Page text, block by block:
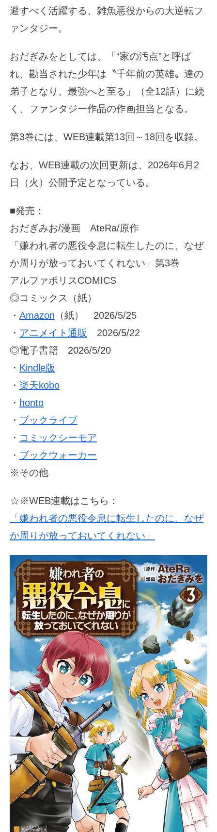
避すべく活躍する、雑魚悪役からの大逆転フ
ァンタジー。
おだぎみをとしては、「“家の汚点”と呼ば
れ、勘当された少年は〝千年前の英雄〟達の
弟子となり、最強へと至る」（全12話）に続
く、ファンタジー作品の作画担当となる。
第3巻には、WEB連載第13回～18回を収録。
なお、WEB連載の次回更新は、2026年6月2
日（火）公開予定となっている。
■発売：
おだぎみお/漫画 AteRa/原作
「嫌われ者の悪役令息に転生したのに、なぜ
か周りが放っておいてくれない」第3巻
アルファポリスCOMICS
◎コミックス（紙）
・ Amazon （紙） 2026/5/25
・ アニメイト通販
2026/5/22
◎電子書籍 2026/5/20
・ Kindle版
・ 楽天kobo
・ honto
・ ブックライブ
・ コミックシーモア
・ ブックウォーカー
※その他
☆※WEB連載はこちら：
「嫌われ者の悪役令息に転生したのに、なぜ
か周りが放っておいてくれない」